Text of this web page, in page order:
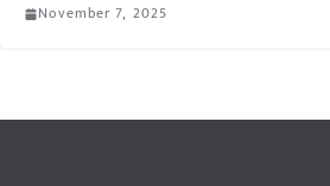
November 7, 2025